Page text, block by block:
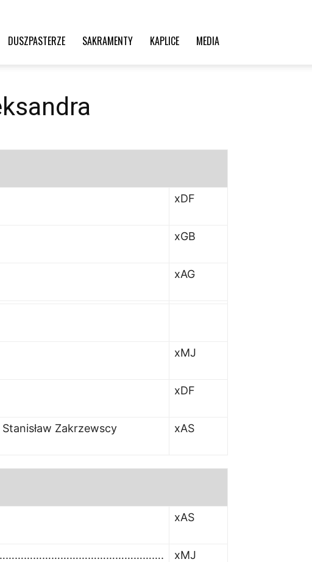
DUSZPASTERZE SAKRAMENTY KAPLICE MEDIA
xDF
xGB
xAG
xMJ
xDF
Zakrzewscy xAS
xAS
xMJ